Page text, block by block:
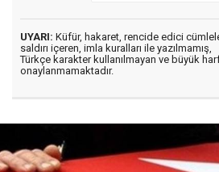
UYARI: Küfür, hakaret, rencide edici
saldırı içeren, imla kuralları ile yazılmamış,
Türkçe karakter kullanılmayan ve büyük
onaylanmamaktadır.